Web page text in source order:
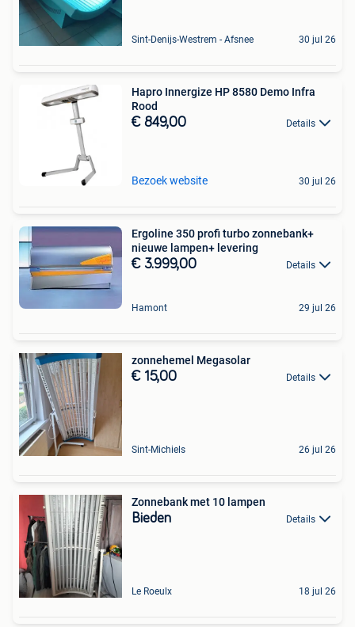
Sint-Denijs-Westrem - Afsnee 30 jul 26
Hapro Innergize HP 8580 Demo Infra
Rood
€ 849,00 Details
Bezoek website 30 jul 26
Ergoline 350 profi turbo zonnebank+
nieuwe lampen+ levering
€ 3.999,00 Details
Hamont 29 jul 26
zonnehemel Megasolar
€ 15,00 Details
Sint-Michiels 26 jul 26
Zonnebank met 10 lampen
Bieden Details
Le Roeulx 18 jul 26